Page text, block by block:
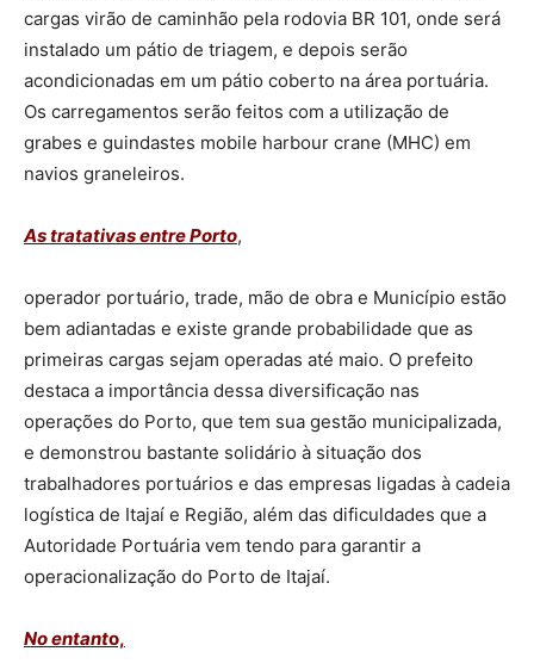
cargas virão de caminhão pela rodovia BR 101, onde será
instalado um pátio de triagem, e depois serão
acondicionadas em um pátio coberto na área portuária.
Os carregamentos serão feitos com a utilização de
grabes e guindastes mobile harbour crane (MHC) em
navios graneleiros.
As tratativas entre Porto,
operador portuário, trade, mão de obra e Município estão
bem adiantadas e existe grande probabilidade que as
primeiras cargas sejam operadas até maio. O prefeito
destaca a importância dessa diversificação nas
operações do Porto, que tem sua gestão municipalizada,
e demonstrou bastante solidário à situação dos
trabalhadores portuários e das empresas ligadas à cadeia
logística de Itajaí e Região, além das dificuldades que a
Autoridade Portuária vem tendo para garantir a
operacionalização do Porto de Itajaí.
No entanto,